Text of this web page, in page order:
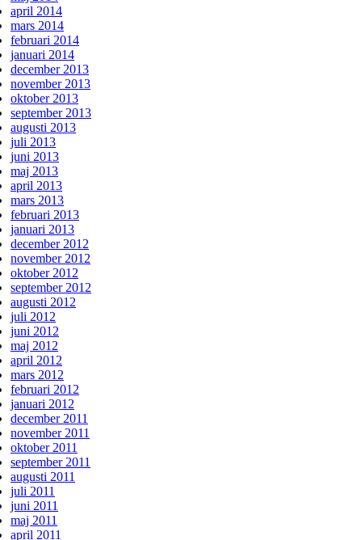
april 2014
mars 2014
februari 2014
januari 2014
december 2013
november 2013
oktober 2013
september 2013
augusti 2013
juli 2013
juni 2013
maj 2013
april 2013
mars 2013
februari 2013
januari 2013
december 2012
november 2012
oktober 2012
september 2012
augusti 2012
juli 2012
juni 2012
maj 2012
april 2012
mars 2012
februari 2012
januari 2012
december 2011
november 2011
oktober 2011
september 2011
augusti 2011
juli 2011
juni 2011
maj 2011
april 2011